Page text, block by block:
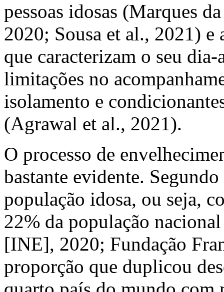
pessoas idosas (Marques
2020; Sousa et al., 2021) e
que caracterizam o seu
limitações no
isolamento e
(Agrawal et al., 2021).
O processo de
bastante evidente.
população idosa, ou seja,
22% da população
[INE], 2020; Fundação
proporção que duplicou